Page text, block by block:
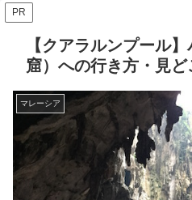
PR
【クアラルンプール
窟）への行き方・見ど
マレーシア